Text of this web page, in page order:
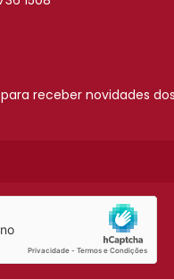
receber novidades